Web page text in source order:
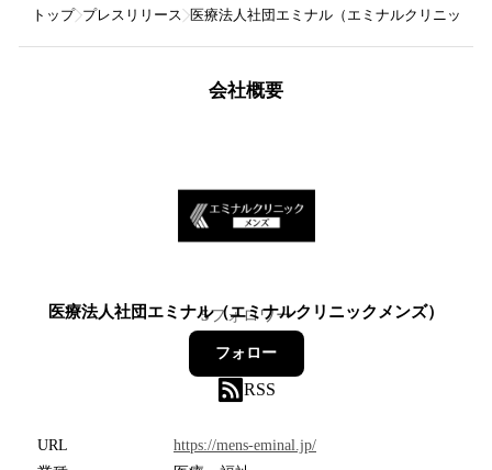
トップ プレスリリース 医療法人社団エミナル（エミナルクリニック
会社概要
医療法人社団エミナル（エミナルクリニックメンズ）
5フォロワー
フォロー
RSS
URL
https://mens-eminal.jp/